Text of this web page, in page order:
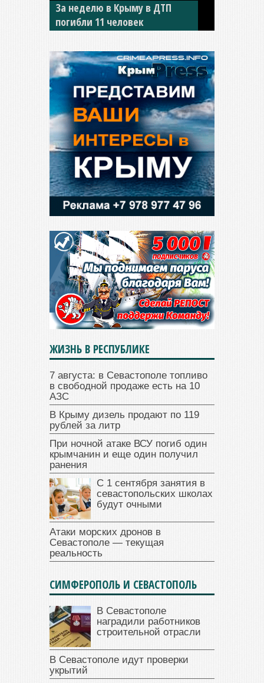
За неделю в Крыму в ДТП
погибли 11 человек
В Джанкое водитель ВАЗа
сбил двух детей на «зебре»
ЖИЗНЬ В РЕСПУБЛИКЕ
7 августа: в Севастополе топливо
в свободной продаже есть на 10
АЗС
В Крыму дизель продают по 119
рублей за литр
При ночной атаке ВСУ погиб один
крымчанин и еще один получил
ранения
С 1 сентября занятия в
севастопольских школах
будут очными
Атаки морских дронов в
Севастополе — текущая
реальность
СИМФЕРОПОЛЬ И СЕВАСТОПОЛЬ
В Севастополе
наградили работников
строительной отрасли
В Севастополе идут проверки
укрытий